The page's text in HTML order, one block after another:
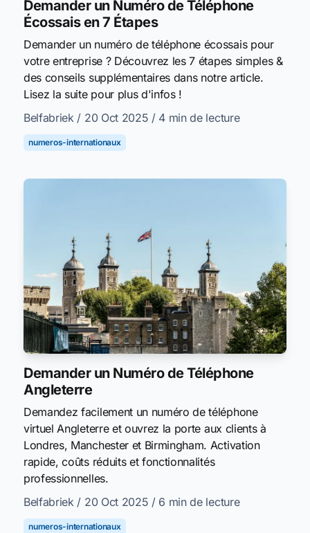
Demander un Numéro de Téléphone
Écossais en 7 Étapes
Demander un numéro de téléphone écossais pour
votre entreprise ? Découvrez les 7 étapes simples &
des conseils supplémentaires dans notre article.
Lisez la suite pour plus d'infos !
Belfabriek / 20 Oct 2025 / 4 min de lecture
numeros-internationaux
Demander un Numéro de Téléphone
Angleterre
Demandez facilement un numéro de téléphone
virtuel Angleterre et ouvrez la porte aux clients à
Londres, Manchester et Birmingham. Activation
rapide, coûts réduits et fonctionnalités
professionnelles.
Belfabriek / 20 Oct 2025 / 6 min de lecture
numeros-internationaux